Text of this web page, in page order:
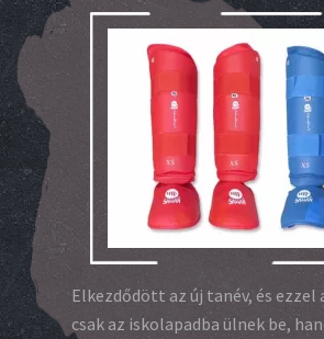
Elkezdődött az új tanév, és ezzel
csak az iskolapadba ülnek be,